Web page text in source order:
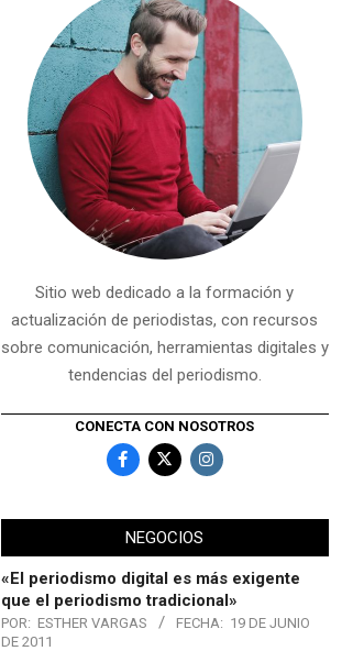
Sitio web dedicado a la formación y
actualización de periodistas, con recursos
sobre comunicación, herramientas digitales y
tendencias del periodismo.
CONECTA CON NOSOTROS
NEGOCIOS
«El periodismo digital es más exigente
que el periodismo tradicional»
POR: ESTHER VARGAS FECHA: 19 DE JUNIO
DE 2011